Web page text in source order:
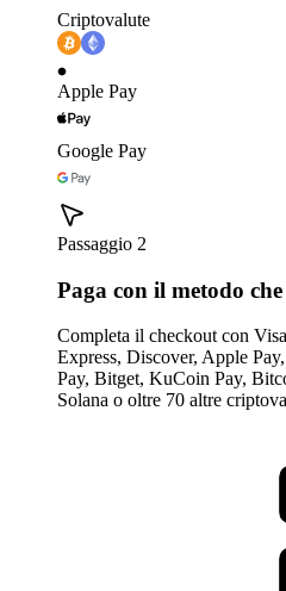
Criptovalute
Apple Pay
Google Pay
Passaggio 2
Paga con il metodo
Completa il checkout con
Express, Discover, Apple
Pay, Bitget, KuCoin Pay,
Solana o oltre 70 altre